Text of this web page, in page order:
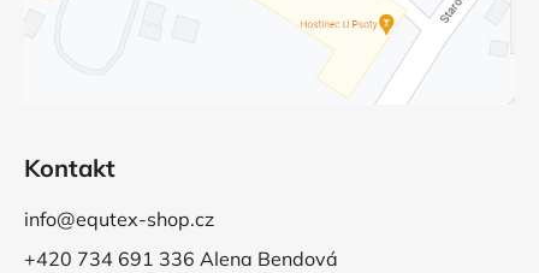
Kontakt
info@equtex-shop.cz
+420 734 691 336 Alena Bendová